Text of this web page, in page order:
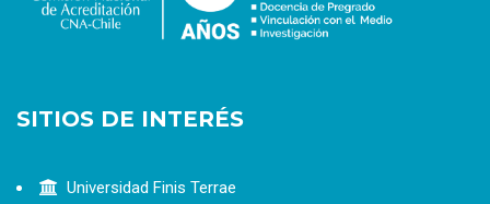
SITIOS DE INTERÉS
Universidad Finis Terrae